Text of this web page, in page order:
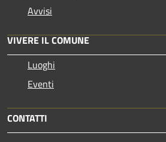
Avvisi
VIVERE IL COMUNE
Luoghi
Eventi
CONTATTI